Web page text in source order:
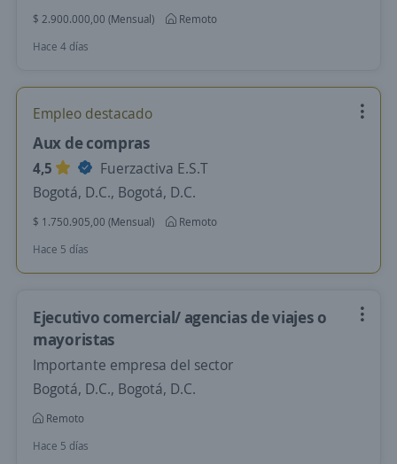
$ 2.900.000,00 (Mensual)
Remoto
Hace 4 días
Empleo destacado
Aux de compras
4,5
Fuerzactiva E.S.T
Bogotá, D.C., Bogotá, D.C.
$ 1.750.905,00 (Mensual)
Remoto
Hace 5 días
Ejecutivo comercial/ agencias de viajes o
mayoristas
Importante empresa del sector
Bogotá, D.C., Bogotá, D.C.
Remoto
Hace 5 días